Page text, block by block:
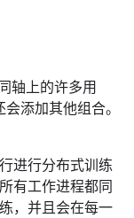
轴上的许多用
添加其他组合。
进行分布式训练
有工作进程都同
，并且会在每一